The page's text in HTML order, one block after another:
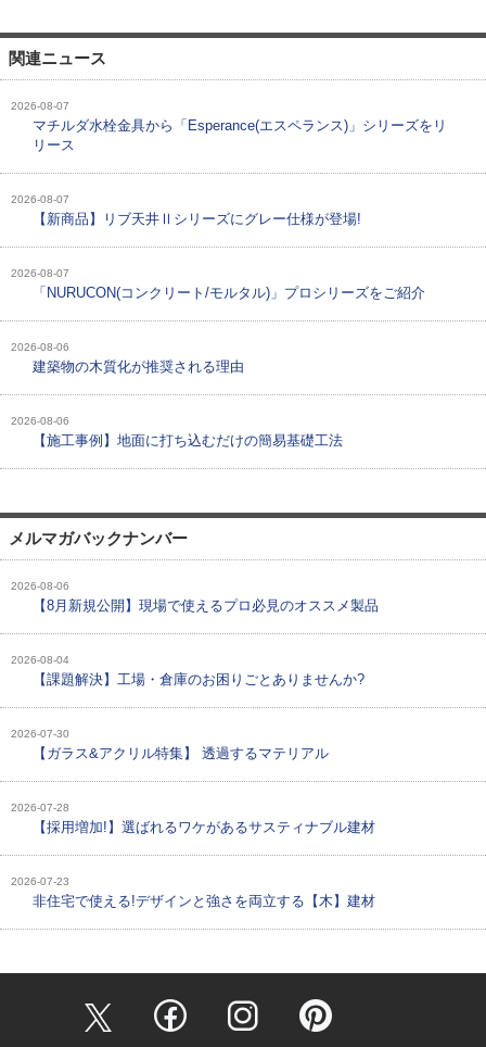
関連ニュース
2026-08-07
マチルダ水栓金具から「Esperance(エスペランス)」シリーズをリ
リース
2026-08-07
【新商品】リブ天井Ⅱシリーズにグレー仕様が登場!
2026-08-07
「NURUCON(コンクリート/モルタル)」プロシリーズをご紹介
2026-08-06
建築物の木質化が推奨される理由
2026-08-06
【施工事例】地面に打ち込むだけの簡易基礎工法
メルマガバックナンバー
2026-08-06
【8月新規公開】現場で使えるプロ必見のオススメ製品
2026-08-04
【課題解決】工場・倉庫のお困りごとありませんか?
2026-07-30
【ガラス&アクリル特集】 透過するマテリアル
2026-07-28
【採用増加!】選ばれるワケがあるサスティナブル建材
2026-07-23
非住宅で使える!デザインと強さを両立する【木】建材